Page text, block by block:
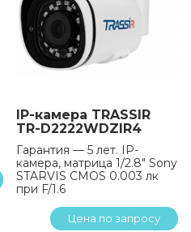
IP-камера TRASSIR
TR-D2222WDZIR4
Гарантия — 5 лет. IP-
камера, матрица 1/2.8" Sony
STARVIS CMOS 0.003 лк
при F/1.6
Цена по запросу